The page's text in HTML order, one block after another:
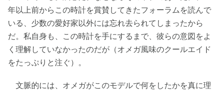
年以上前からこの時計を賞賛してきたフォーラムを読んで
いる、少数の愛好家以外には忘れ去られてしまったから
だ。私自身も、この時計を手にするまで、彼らの意図をよ
く理解していなかったのだが（オメガ風味のクールエイド
をたっぷりと注ぐ）。
文脈的には、オメガがこのモデルで何をしたかを真に理